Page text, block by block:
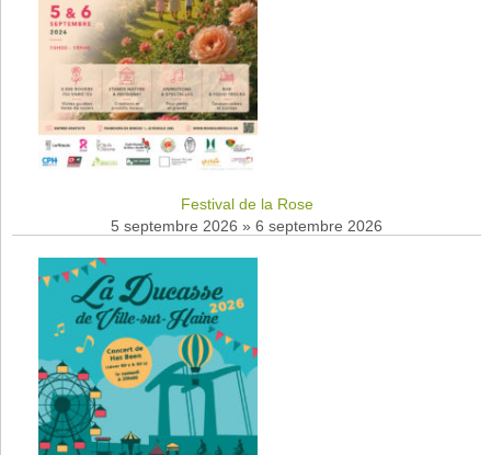
Festival de la Rose
5 septembre 2026 » 6 septembre 2026